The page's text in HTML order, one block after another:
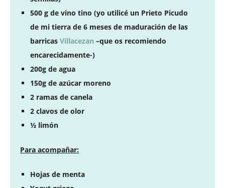
500 g de vino tino (yo utilicé un Prieto Picudo
de mi tierra de 6 meses de maduración de las
barricas Villacezan –que os recomiendo
encarecidamente-)
200g de agua
150g de azúcar moreno
2 ramas de canela
2 clavos de olor
½ limón
Para acompañar:
Hojas de menta